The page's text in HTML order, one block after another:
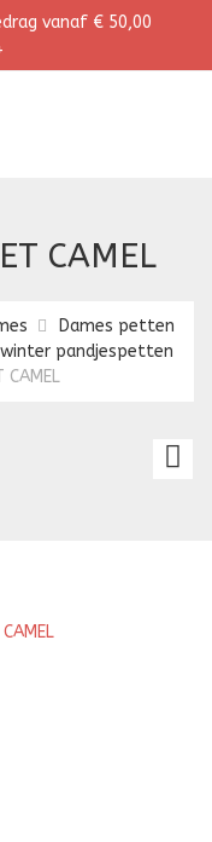
vanaf € 50,00
CAMEL
Dames petten
winter pandjespetten
CAMEL